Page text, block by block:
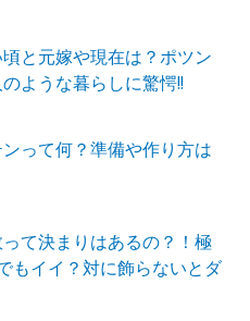
と元嫁や現在は？ポツン
ような暮らしに驚愕!!
って何？準備や作り方は
て決まりはあるの？！極
もイイ？対に飾らないとダ